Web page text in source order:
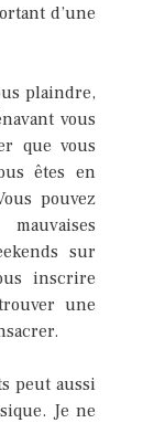
d’une
plaindre,
vous
que vous
êtes en
pouvez
sur
inscrire
une
peut aussi
Je ne